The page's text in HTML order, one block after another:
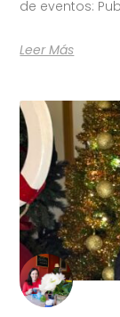
de eventos:
Leer Más